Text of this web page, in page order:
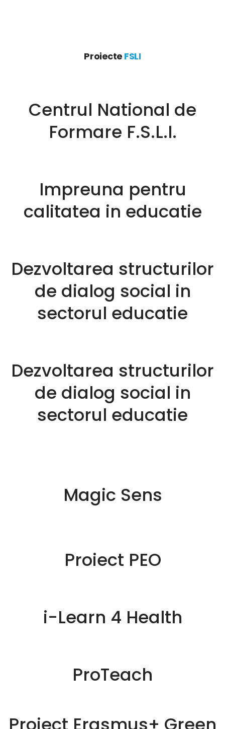
Membri
Centrul național de formare
Noutăți
Intreaba
FSLI INFO
DEMERSURI
Proiecte FSLI
Centrul National de
Formare F.S.L.I.
Impreuna pentru
calitatea in educatie
Dezvoltarea structurilor
de dialog social in
sectorul educatie
Dezvoltarea structurilor
de dialog social in
sectorul educatie
Magic Sens
Proiect PEO
i-Learn 4 Health
ProTeach